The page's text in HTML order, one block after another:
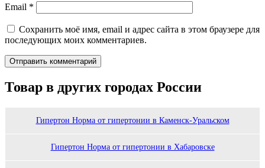
Email *
Сохранить моё имя, email и адрес сайта в этом браузере для
последующих моих комментариев.
Товар в других городах России
Гипертон Норма от гипертонии в Каменск-Уральском
Гипертон Норма от гипертонии в Хабаровске